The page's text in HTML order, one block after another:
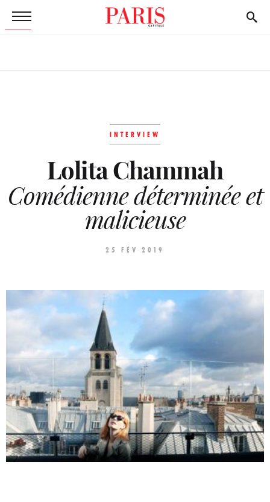
INTERVIEW
Lolita Chammah
Comédienne déterminée et
malicieuse
25 FÉV 2019